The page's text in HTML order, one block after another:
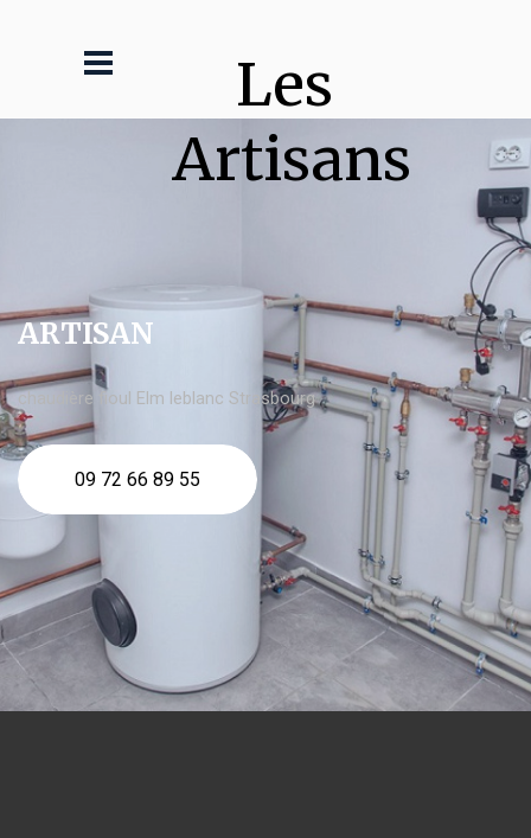
Les
Artisans
ARTISAN
chaudière fioul Elm leblanc Strasbourg
09 72 66 89 55